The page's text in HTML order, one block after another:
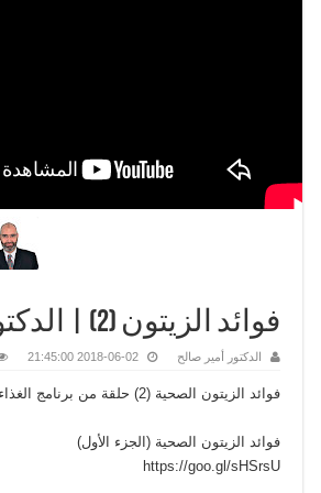
فوائد الزيتون (2) | الدكتور أمير صالح | الغذاء في القرآن
الدكتور أمير صالح 2018-06-02 21:45:00
فوائد الزيتون الصحية (2) حلقة من برنامج الغذاء في القرآن مع الدكتور أمير صالح على قناة الرحمة الفضائية
فوائد الزيتون الصحية (الجزء الأول)
https://goo.gl/sHSrsU